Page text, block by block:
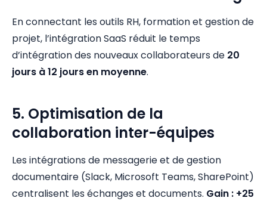
En connectant les outils RH, formation et gestion de
projet, l’intégration SaaS réduit le temps
d’intégration des nouveaux collaborateurs de 20
jours à 12 jours en moyenne.
5. Optimisation de la
collaboration inter-équipes
Les intégrations de messagerie et de gestion
documentaire (Slack, Microsoft Teams, SharePoint)
centralisent les échanges et documents. Gain : +25